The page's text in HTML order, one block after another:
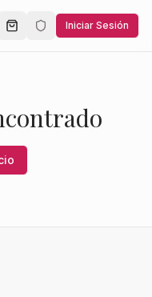
theme Iniciar Sesión